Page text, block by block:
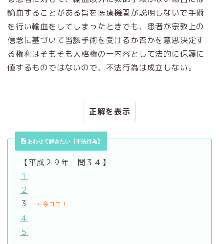
輸血することがある旨を医療機関が説明しないで手術
を行い輸血をしてしまったときでも、患者が宗教上の
信念に基づいて当該手術を受けるか否かを意思決定す
る権利はそもそも人格権の一内容として法的に保護に
値するものではないので、不法行為は成立しない。
正解
あわせて解きたい【不法行為】
【平成２９年 問３４】
１
２
３
←今ココ！
４
５